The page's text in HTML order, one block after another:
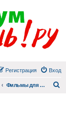
Вход
Регистрация
Фильмы для души